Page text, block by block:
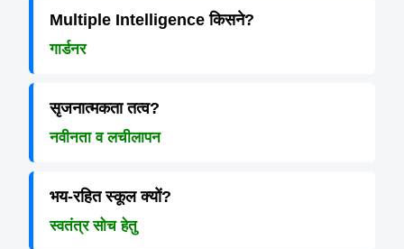
Multiple Intelligence किसने?
गार्डनर
सृजनात्मकता तत्व?
नवीनता व लचीलापन
भय-रहित स्कूल क्यों?
स्वतंत्र सोच हेतु